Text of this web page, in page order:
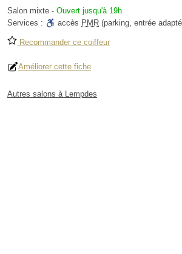
Salon mixte - Ouvert jusqu'à 19h
Services :
accès PMR (parking, entrée
Recommander ce coiffeur
Améliorer cette fiche
Autres salons à Lempdes